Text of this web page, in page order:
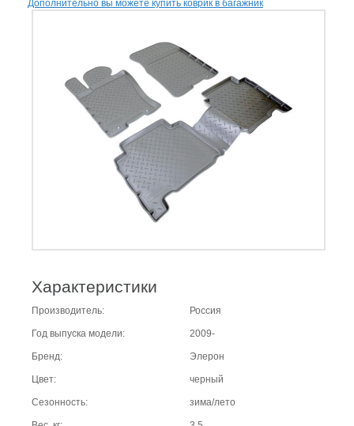
Характеристики
Производитель: Россия
Год выпуска модели: 2009-
Бренд: Элерон
Цвет: черный
Сезонность: зима/лето
Дополнительно вы можете купить коврик в багажник